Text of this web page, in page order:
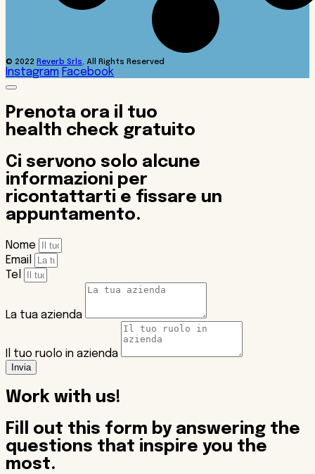
© 2022 Reverb Srls, All Rights Reserved
Instagram Facebook
Prenota ora il tuo
health check gratuito
Ci servono solo alcune
informazioni per
ricontattarti e fissare un
appuntamento.
Nome
Email
Tel
La tua azienda
Il tuo ruolo in azienda
Invia
Work with us!
Fill out this form by answering the
questions that inspire you the
most.